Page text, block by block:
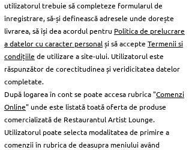
utilizatorul trebuie să completeze formularul de
înregistrare, să-și definească adresele unde dorește
livrarea, să își dea acordul pentru Politica de prelucrare
a datelor cu caracter personalși să accepte Termenii si
condițiile de utilizare a site-ului. Utilizatorul este
răspunzător de corectitudinea și veridicitatea datelor
completate.
După logarea în cont se poate accesa rubrica "Comenzi
Online" unde este listată toată oferta de produse
comercializată de Restaurantul Artist Lounge.
Utilizatorul poate selecta modalitatea de primire a
comenzii în rubrica de deasupra meniului având